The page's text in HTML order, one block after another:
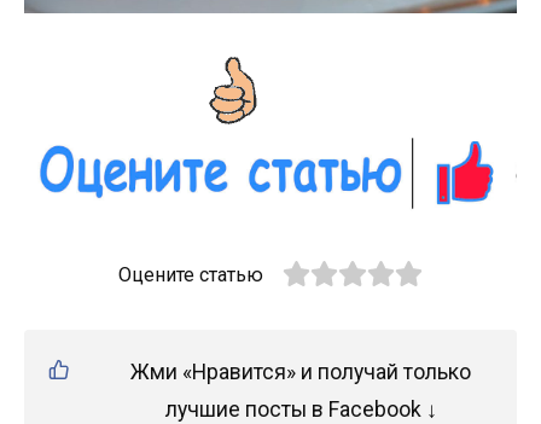
Оцените статью
Жми «Нравится» и получай только
лучшие посты в Facebook ↓